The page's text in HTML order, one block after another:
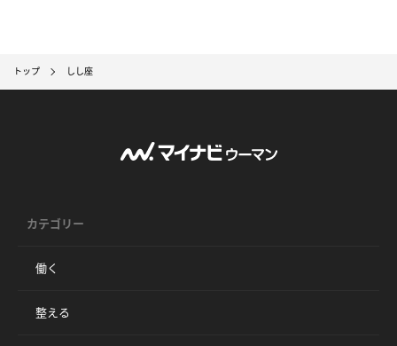
トップ しし座
カテゴリー
働く
整える